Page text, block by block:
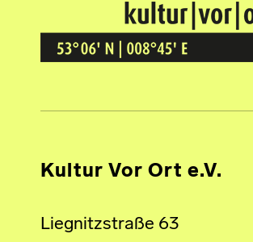
Kultur Vor Ort
BREMEN GRÖPELINGEN
Kultur Vor Ort e.V.
Liegnitzstraße 63